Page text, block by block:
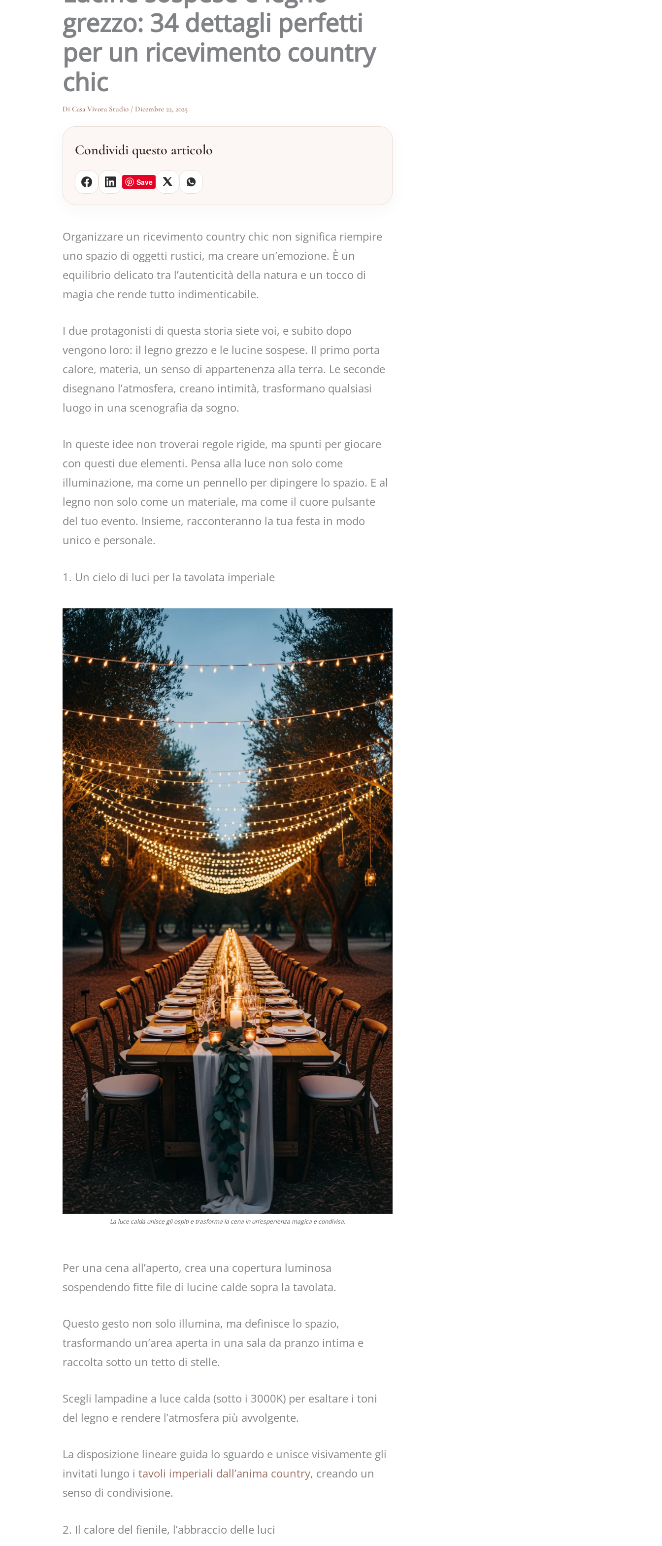
grezzo: 34 dettagli perfetti
per un ricevimento country
chic
Di Casa Vivora Studio / Dicembre 22, 2025
Condividi questo articolo
Save
Organizzare un ricevimento country chic non significa riempire
uno spazio di oggetti rustici, ma creare un’emozione. È un
equilibrio delicato tra l’autenticità della natura e un tocco di
magia che rende tutto indimenticabile.
I due protagonisti di questa storia siete voi, e subito dopo
vengono loro: il legno grezzo e le lucine sospese. Il primo porta
calore, materia, un senso di appartenenza alla terra. Le seconde
disegnano l’atmosfera, creano intimità, trasformano qualsiasi
luogo in una scenografia da sogno.
In queste idee non troverai regole rigide, ma spunti per giocare
con questi due elementi. Pensa alla luce non solo come
illuminazione, ma come un pennello per dipingere lo spazio. E al
legno non solo come un materiale, ma come il cuore pulsante
del tuo evento. Insieme, racconteranno la tua festa in modo
unico e personale.
1. Un cielo di luci per la tavolata imperiale
La luce calda unisce gli ospiti e trasforma la cena in un’esperienza magica e condivisa.
Per una cena all’aperto, crea una copertura luminosa
sospendendo fitte file di lucine calde sopra la tavolata.
Questo gesto non solo illumina, ma definisce lo spazio,
trasformando un’area aperta in una sala da pranzo intima e
raccolta sotto un tetto di stelle.
Scegli lampadine a luce calda (sotto i 3000K) per esaltare i toni
del legno e rendere l’atmosfera più avvolgente.
La disposizione lineare guida lo sguardo e unisce visivamente gli
invitati lungo i tavoli imperiali dall’anima country, creando un
senso di condivisione.
2. Il calore del fienile, l’abbraccio delle luci